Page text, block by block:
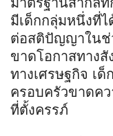
มีเด็กกลุ่มหนึ่งที่
ต่อสติปัญญาในช่
ขาดโอกาสทาง
ทางเศรษฐกิจ เ
ครอบครัวขาดค
ที่ตั้งครรภ์